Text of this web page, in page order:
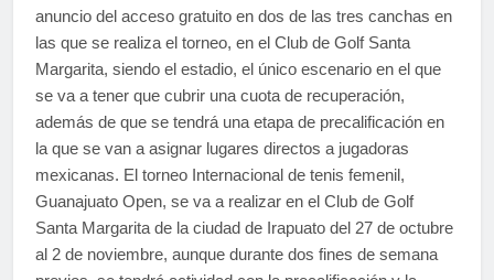
anuncio del acceso gratuito en dos de las tres canchas en
las que se realiza el torneo, en el Club de Golf Santa
Margarita, siendo el estadio, el único escenario en el que
se va a tener que cubrir una cuota de recuperación,
además de que se tendrá una etapa de precalificación en
la que se van a asignar lugares directos a jugadoras
mexicanas. El torneo Internacional de tenis femenil,
Guanajuato Open, se va a realizar en el Club de Golf
Santa Margarita de la ciudad de Irapuato del 27 de octubre
al 2 de noviembre, aunque durante dos fines de semana